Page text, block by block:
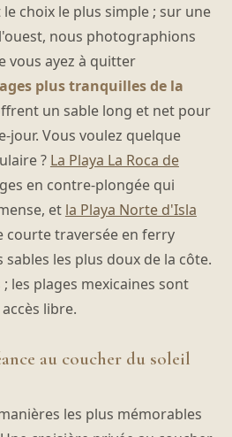
choix le plus simple ; sur une
nous photographions
vous ayez à quitter
plus tranquilles de la
un sable long et net pour
jour. Vous voulez quelque
? La Playa La Roca de
en contre-plongée qui
et la Playa Norte d'Isla
courte traversée en ferry
sables les plus doux de la côte.
les plages mexicaines sont
libre.
au coucher du soleil
les plus mémorables